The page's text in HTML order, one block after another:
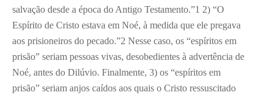
salvação desde a época do Antigo Testamento.”1 2) “O
Espírito de Cristo estava em Noé, à medida que ele pregava
aos prisioneiros do pecado.”2 Nesse caso, os “espíritos em
prisão” seriam pessoas vivas, desobedientes à advertência de
Noé, antes do Dilúvio. Finalmente, 3) os “espíritos em
prisão” seriam anjos caídos aos quais o Cristo ressuscitado